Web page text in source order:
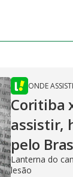
ONDE
Coritiba
assistir,
pelo
Lanterna do
lesão